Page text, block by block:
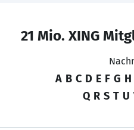
21 Mio. XING
A B C D E F G H
Q R S T U